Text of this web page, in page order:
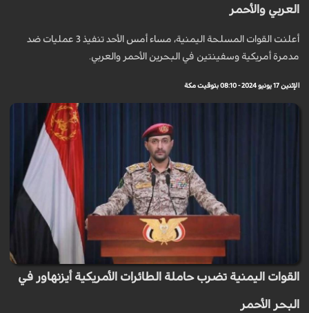
العربي والأحمر
أعلنت القوات المسلحة اليمنية، مساء أمس الأحد تنفيذ 3 عمليات ضد
مدمرة أمريكية وسفينتين في البحرين الأحمر والعربي.
الإثنين 17 يونيو 2024 - 08:10 بتوقيت مكة
القوات اليمنية تضرب حاملة الطائرات الأمريكية أيزنهاور في
البحر الأحمر